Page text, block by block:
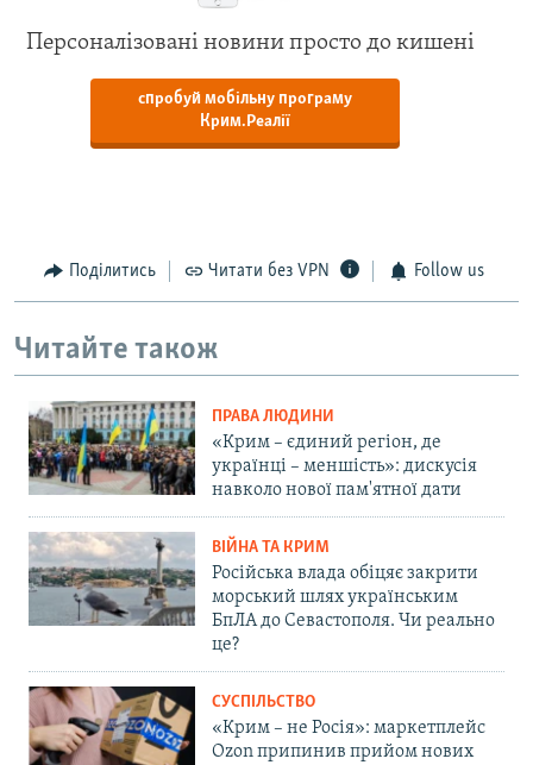
Персоналізовані новини просто до кишені
спробуй мобільну програму
Крим.Реалії
Поділитись Читати без VPN Follow us
Читайте також
ПРАВА ЛЮДИНИ
«Крим – єдиний регіон, де
українці – меншість»: дискусія
навколо нової пам'ятної дати
ВІЙНА ТА КРИМ
Російська влада обіцяє закрити
морський шлях українським
БпЛА до Севастополя. Чи реально
це?
СУСПІЛЬСТВО
«Крим – не Росія»: маркетплейс
Ozon припинив прийом нових